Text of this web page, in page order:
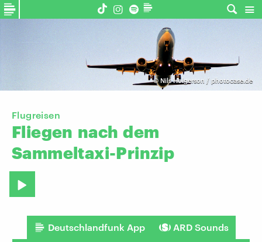
© Nils Holgerson / photocase.de
Flugreisen
Fliegen nach dem
Sammeltaxi-Prinzip
Deutschlandfunk App ARD Sounds